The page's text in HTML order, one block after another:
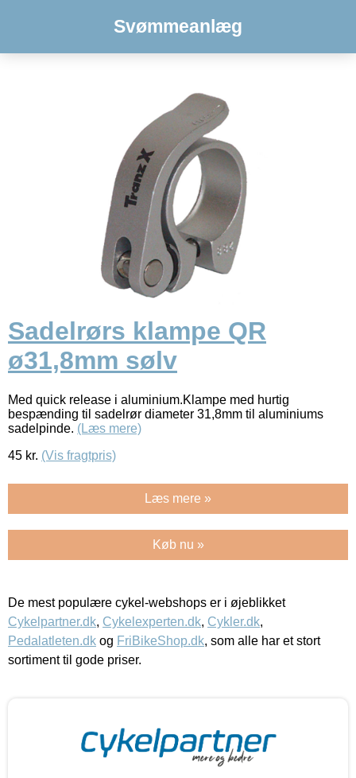
Svømmeanlæg
Sadelrørs klampe QR
ø31,8mm sølv
Med quick release i aluminium.Klampe med hurtig
bespænding til sadelrør diameter 31,8mm til aluminiums
sadelpinde. (Læs mere)
45 kr. (Vis fragtpris)
Læs mere »
Køb nu »
De mest populære cykel-webshops er i øjeblikket
Cykelpartner.dk, Cykelexperten.dk, Cykler.dk,
Pedalatleten.dk og FriBikeShop.dk, som alle har et stort
sortiment til gode priser.